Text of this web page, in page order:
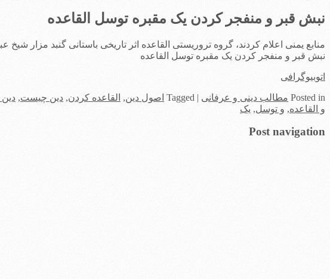
نبش قبر و منفجر کردن یک مقبره توسل القاعده
منابع یمنی اعلام کردند، گروه تروریستی القاعده اثر تاریخی باستانی گنبد مزار شیخ عبدالهادی السودی با قدمت
نبش قبر و منفجر کردن یک مقبره توسل القاعده
اتوبیوگرافی
Posted in مطالب دینی و عرفانی |
Tagged اصول دین, القاعده کردن, دین چیست,
و القاعده, و توسل, یک
Post navigation